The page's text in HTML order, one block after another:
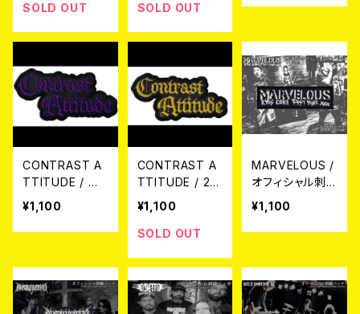
SOLD OUT
SOLD OUT
CONTRAST A
TTITUDE / オ
フィシャル刺繍
パッチ（紫）
¥1,100
CONTRAST A
TTITUDE / 25t
h Anniversary
オフィシャル刺
繍パッチ（黄）
¥1,100
SOLD OUT
MARVELOUS /
オフィシャル刺
繍パッチ
¥1,100